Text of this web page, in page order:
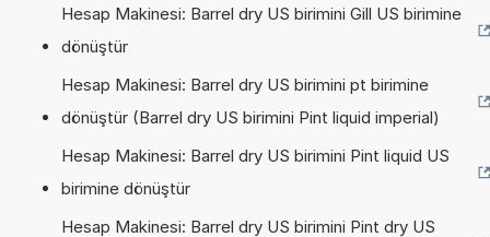
Hesap Makinesi: Barrel dry US birimini Gill US birimine
dönüştür
Hesap Makinesi: Barrel dry US birimini pt birimine
dönüştür (Barrel dry US birimini Pint liquid imperial)
Hesap Makinesi: Barrel dry US birimini Pint liquid US
birimine dönüştür
Hesap Makinesi: Barrel dry US birimini Pint dry US